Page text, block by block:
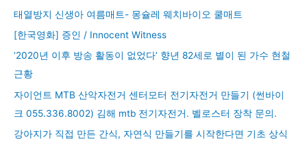
태열방지 신생아 여름매트- 몽슐레 웨치바이오 쿨매트
[한국영화] 증인 / Innocent Witness
‘2020년 이후 방송 활동이 없었다’ 향년 82세로 별이 된 가수 현철
근황
자이언트 MTB 산악자전거 센터모터 전기자전거 만들기 (썬바이
크 055.336.8002) 김해 mtb 전기자전거. 벨로스터 장착 문의.
강아지가 직접 만든 간식, 자연식 만들기를 시작한다면 기초 상식